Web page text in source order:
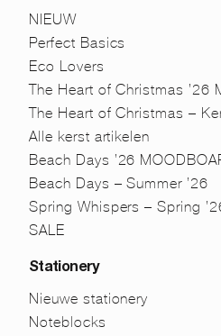
NIEUW
Perfect Basics
Eco Lovers
The Heart of Christmas ’26
The Heart of Christmas –
Alle kerst artikelen
Beach Days ’26
Beach Days – Summer ’26
Spring Whispers – Spring
SALE
Stationery
Nieuwe stationery
Noteblocks